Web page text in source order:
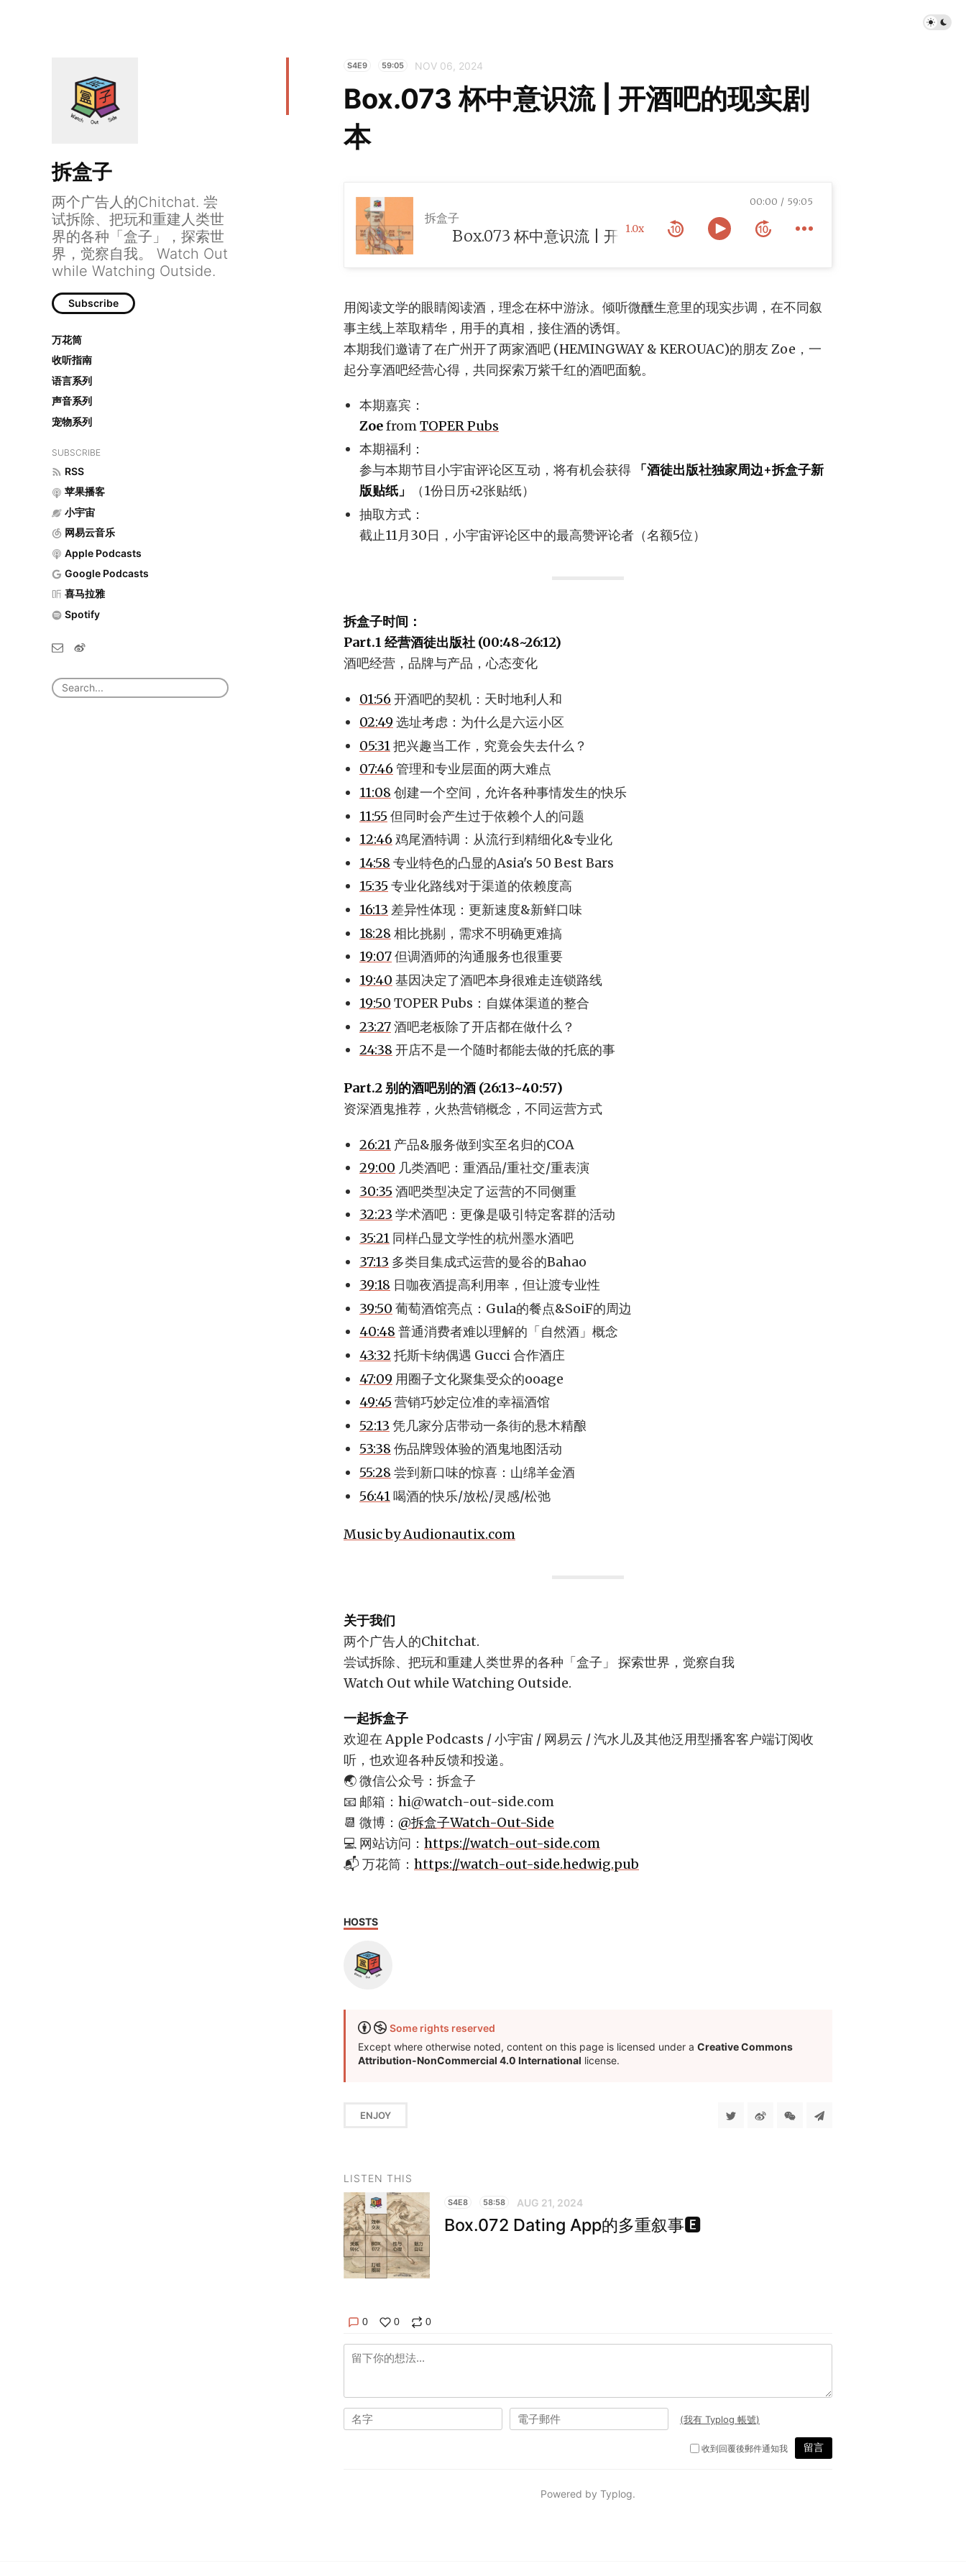
拆盒子
两个广告人的Chitchat. 尝
试拆除、把玩和重建人类世
界的各种「盒子」，探索世
界，觉察自我。 Watch Out
while Watching Outside.
Subscribe
万花筒
收听指南
语言系列
声音系列
宠物系列
SUBSCRIBE
RSS
苹果播客
小宇宙
网易云音乐
Apple Podcasts
Google Podcasts
喜马拉雅
Spotify
S4E9 59:05 NOV 06, 2024
Box.073 杯中意识流 | 开酒吧的现实剧
本
拆盒子
Box.073 杯中意识流 | 开酒吧的现实剧本
1.0x
00:00 59:05
用阅读文学的眼睛阅读酒，理念在杯中游泳。倾听微醺生意里的现实步调，在不同叙
事主线上萃取精华，用手的真相，接住酒的诱饵。
本期我们邀请了在广州开了两家酒吧 (HEMINGWAY & KEROUAC)的朋友 Zoe，一
起分享酒吧经营心得，共同探索万紫千红的酒吧面貌。
本期嘉宾：
ZoefromTOPER Pubs
本期福利：
参与本期节目小宇宙评论区互动，将有机会获得
「酒徒出版社独家周边+拆盒子新
版贴纸」
（1份日历+2张贴纸）
抽取方式：
截止11月30日，小宇宙评论区中的最高赞评论者（名额5位）
拆盒子时间：
Part.1 经营酒徒出版社 (00:48~26:12)
酒吧经营，品牌与产品，心态变化
01:56 开酒吧的契机：天时地利人和
02:49 选址考虑：为什么是六运小区
05:31把兴趣当工作，究竟会失去什么？
07:46 管理和专业层面的两大难点
11:08 创建一个空间，允许各种事情发生的快乐
11:55 但同时会产生过于依赖个人的问题
12:46 鸡尾酒特调：从流行到精细化&专业化
14:58 专业特色的凸显的Asia's 50 Best Bars
15:35 专业化路线对于渠道的依赖度高
16:13 差异性体现：更新速度&新鲜口味
18:28 相比挑剔，需求不明确更难搞
19:07但调酒师的沟通服务也很重要
19:40 基因决定了酒吧本身很难走连锁路线
19:50 TOPER Pubs：自媒体渠道的整合
23:27酒吧老板除了开店都在做什么？
24:38 开店不是一个随时都能去做的托底的事
Part.2 别的酒吧别的酒 (26:13~40:57)
资深酒鬼推荐，火热营销概念，不同运营方式
26:21 产品&服务做到实至名归的COA
29:00 几类酒吧：重酒品/重社交/重表演
30:35 酒吧类型决定了运营的不同侧重
32:23 学术酒吧：更像是吸引特定客群的活动
35:21 同样凸显文学性的杭州墨水酒吧
37:13 多类目集成式运营的曼谷的Bahao
39:18 日咖夜酒提高利用率，但让渡专业性
39:50 葡萄酒馆亮点：Gula的餐点&SoiF的周边
40:48 普通消费者难以理解的「自然酒」概念
43:32 托斯卡纳偶遇 Gucci 合作酒庄
47:09 用圈子文化聚集受众的ooage
49:45 营销巧妙定位准的幸福酒馆
52:13 凭几家分店带动一条街的悬木精酿
53:38 伤品牌毁体验的酒鬼地图活动
55:28 尝到新口味的惊喜：山绵羊金酒
56:41 喝酒的快乐/放松/灵感/松弛
Music by Audionautix.com
关于我们
两个广告人的Chitchat.
尝试拆除、把玩和重建人类世界的各种「盒子」 探索世界，觉察自我
Watch Out while Watching Outside.
一起拆盒子
欢迎在 Apple Podcasts / 小宇宙 / 网易云 / 汽水儿及其他泛用型播客客户端订阅收
听，也欢迎各种反馈和投递。
🌏 微信公众号：拆盒子
📧 邮箱： hi@watch-out-side.com
📆 微博： @拆盒子Watch-Out-Side
💻 网站访问： https://watch-out-side.com
📬 万花筒： https://watch-out-side.hedwig.pub
HOSTS
Some rights reserved
Except where otherwise noted, content on this page is licensed under a Creative Commons
Attribution-NonCommercial 4.0 International license.
ENJOY
LISTEN THIS
S4E8 58:58 AUG 21, 2024
Box.072 Dating App的多重叙事🅴